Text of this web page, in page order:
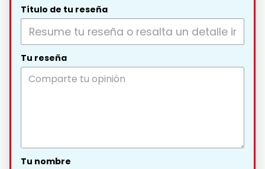
Título de tu reseña
Tu reseña
Tu nombre